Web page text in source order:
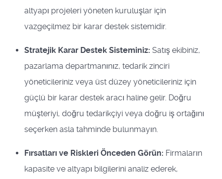
altyapı projeleri yöneten kuruluşlar için
vazgeçilmez bir karar destek sistemidir.
Stratejik Karar Destek Sisteminiz: Satış ekibiniz,
pazarlama departmanınız, tedarik zinciri
yöneticileriniz veya üst düzey yöneticileriniz için
güçlü bir karar destek aracı haline gelir. Doğru
müşteriyi, doğru tedarikçiyi veya doğru iş ortağını
seçerken asla tahminde bulunmayın.
Fırsatları ve Riskleri Önceden Görün: Firmaların
kapasite ve altyapı bilgilerini analiz ederek,